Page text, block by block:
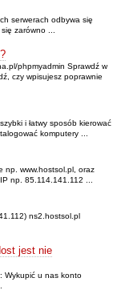
serwerach odbywa się
zarówno ...
phpmyadmin Sprawdź w
czy wpisujesz poprawnie
i łatwy sposób kierować
komputery ...
np. www.hostsol.pl, oraz
np. 85.114.141.112 ...
ns2.hostsol.pl
jest nie
Wykupić u nas konto